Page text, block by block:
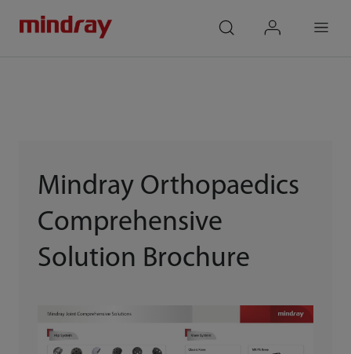
Mindray Orthopaedics
Comprehensive
Solution Brochure